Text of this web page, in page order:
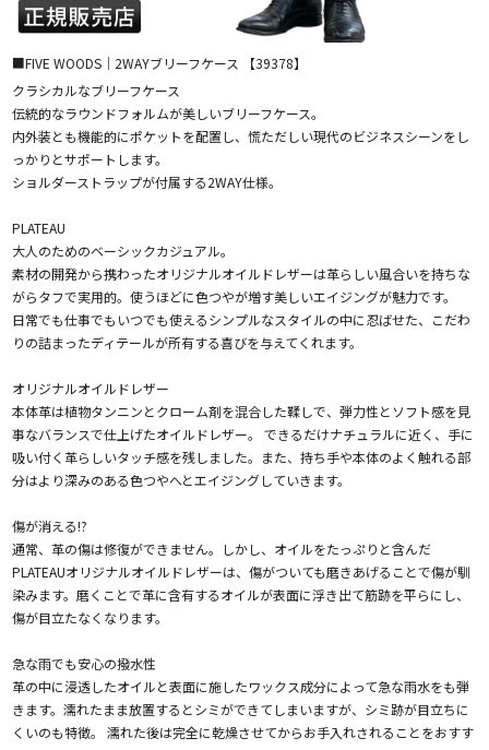
■FIVE WOODS｜2WAYブリーフケース 【39378】
クラシカルなブリーフケース
伝統的なラウンドフォルムが美しいブリーフケース。
内外装とも機能的にポケットを配置し、慌ただしい現代のビジネスシーンをし
っかりとサポートします。
ショルダーストラップが付属する2WAY仕様。
PLATEAU
大人のためのベーシックカジュアル。
素材の開発から携わったオリジナルオイルドレザーは革らしい風合いを持ちな
がらタフで実用的。使うほどに色つやが増す美しいエイジングが魅力です。
日常でも仕事でもいつでも使えるシンプルなスタイルの中に忍ばせた、こだわ
りの詰まったディテールが所有する喜びを与えてくれます。
オリジナルオイルドレザー
本体革は植物タンニンとクローム剤を混合した鞣しで、弾力性とソフト感を見
事なバランスで仕上げたオイルドレザー。 できるだけナチュラルに近く、手に
吸い付く革らしいタッチ感を残しました。また、持ち手や本体のよく触れる部
分はより深みのある色つやへとエイジングしていきます。
傷が消える!?
通常、革の傷は修復ができません。しかし、オイルをたっぷりと含んだ
PLATEAUオリジナルオイルドレザーは、傷がついても磨きあげることで傷が馴
染みます。磨くことで革に含有するオイルが表面に浮き出て筋跡を平らにし、
傷が目立たなくなります。
急な雨でも安心の撥水性
革の中に浸透したオイルと表面に施したワックス成分によって急な雨水をも弾
きます。濡れたまま放置するとシミができてしまいますが、シミ跡が目立ちに
くいのも特徴。 濡れた後は完全に乾燥させてからお手入れされることをおすす